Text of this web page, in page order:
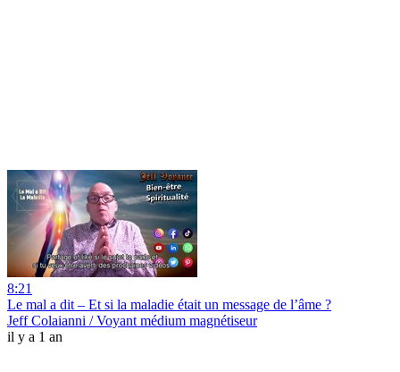
8:21
Le mal a dit – Et si la maladie était un message de l’âme ?
Jeff Colaianni / Voyant médium magnétiseur
il y a 1 an